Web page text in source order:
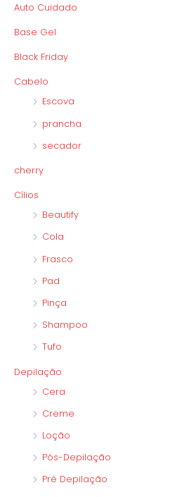
Auto Cuidado
Base Gel
Black Friday
Cabelo
Escova
prancha
secador
cherry
Cílios
Beautify
Cola
Frasco
Pad
Pinça
Shampoo
Tufo
Depilação
Cera
Creme
Loção
Pós-Depilação
Pré Depilação